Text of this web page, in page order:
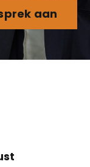
aan